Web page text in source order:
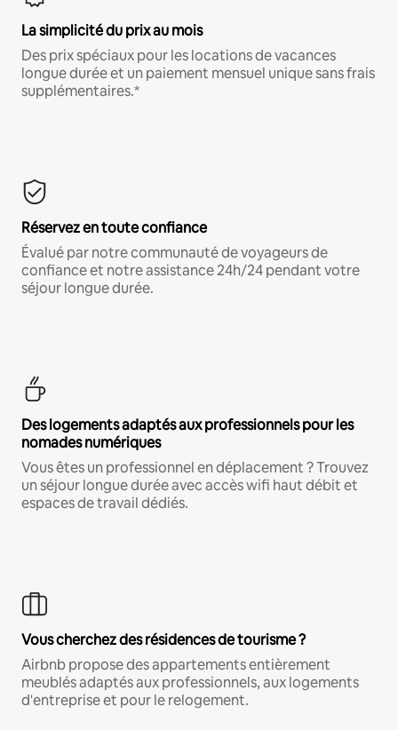
La simplicité du prix au mois
Des prix spéciaux pour les locations de vacances
longue durée et un paiement mensuel unique sans frais
supplémentaires.*
Réservez en toute confiance
Évalué par notre communauté de voyageurs de
confiance et notre assistance 24h/24 pendant votre
séjour longue durée.
Des logements adaptés aux professionnels pour les
nomades numériques
Vous êtes un professionnel en déplacement ? Trouvez
un séjour longue durée avec accès wifi haut débit et
espaces de travail dédiés.
Vous cherchez des résidences de tourisme ?
Airbnb propose des appartements entièrement
meublés adaptés aux professionnels, aux logements
d'entreprise et pour le relogement.